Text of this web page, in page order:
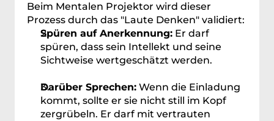
Beim Mentalen Projektor wird dieser
Prozess durch das "Laute Denken" validiert:
Spüren auf Anerkennung: Er darf
spüren, dass sein Intellekt und seine
Sichtweise wertgeschätzt werden.
Darüber Sprechen: Wenn die Einladung
kommt, sollte er sie nicht still im Kopf
zergrübeln. Er darf mit vertrauten